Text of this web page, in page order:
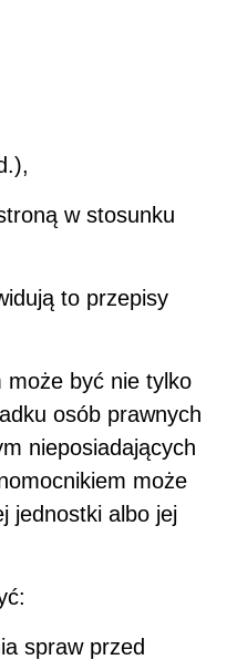
w stosunku
to przepisy
może być nie tylko
osób prawnych
nieposiadających
może
jednostki albo jej
spraw przed